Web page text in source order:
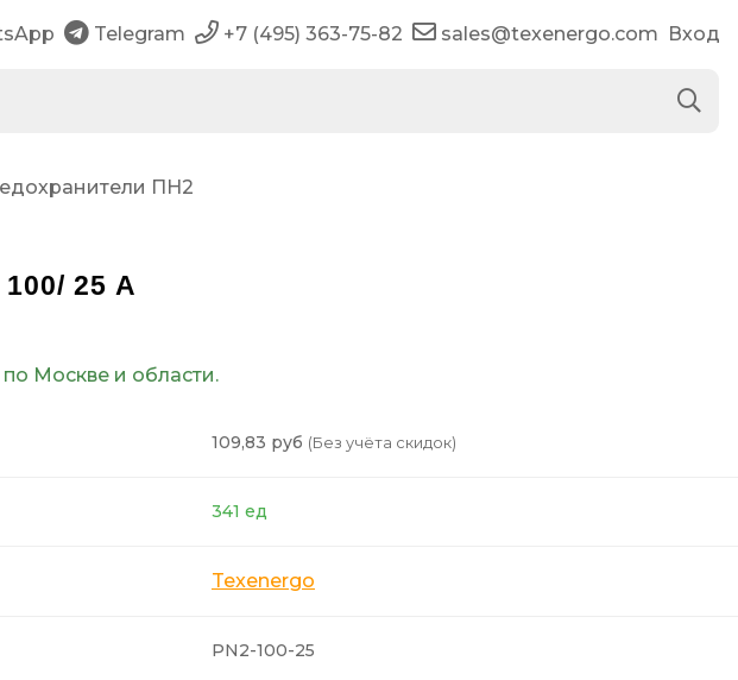
Telegram +7 (495) 363-75-82 sales@texenergo.com Вход
ПН2
25 А
Москве и области.
109,83 руб (Без учёта скидок)
341 ед
Texenergo
PN2-100-25